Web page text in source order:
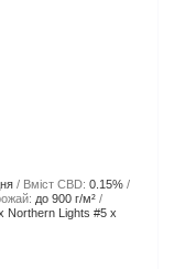
Вміст CBD: 0.15%
до 900 г/м²
Northern Lights #5 x